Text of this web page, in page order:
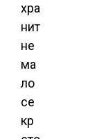
хра
нит
не
ма
ло
се
кр